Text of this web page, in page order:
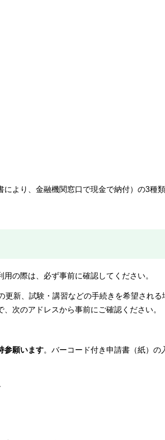
により、金融機関窓口で現金で納付）の3種
の際は、必ず事前に確認してください。
新、試験・講習などの手続きを希望される
次のアドレスから事前にご確認ください。
参願います。バーコード付き申請書（紙）の